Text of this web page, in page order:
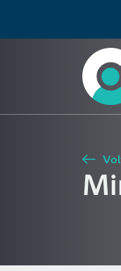
Seleccione país
Buscar